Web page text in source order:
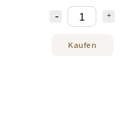
Kaufen